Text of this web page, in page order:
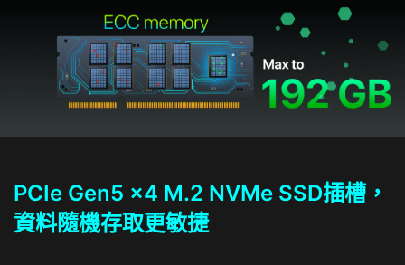
PCIe Gen5 x4 M.2 NVMe SSD插槽，
資料隨機存取更敏捷